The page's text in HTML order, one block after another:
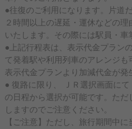
●往復のご利用になります。片道
２時間以上の遅延・運休などの理
いたします。その際には駅員・車
●上記行程表は、表示代金プラン
て発着駅や利用列車のアレンジも
表示代金プランより加減代金が発
● 復路に限り、 ＪＲ選択画面に
の日程から選択が可能です。た
しますのでご注意ください。
【ご注意】ただし、旅行期間中